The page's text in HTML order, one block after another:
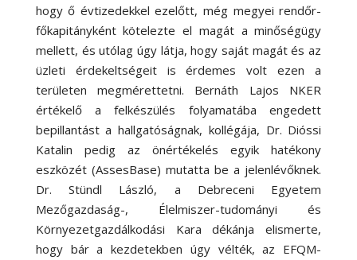
hogy ő évtizedekkel ezelőtt, még megyei rendőr-
főkapitányként kötelezte el magát a minőségügy
mellett, és utólag úgy látja, hogy saját magát és az
üzleti érdekeltségeit is érdemes volt ezen a
területen megmérettetni. Bernáth Lajos NKER
értékelő a felkészülés folyamatába engedett
bepillantást a hallgatóságnak, kollégája, Dr. Dióssi
Katalin pedig az önértékelés egyik hatékony
eszközét (AssesBase) mutatta be a jelenlévőknek.
Dr. Stündl László, a Debreceni Egyetem
Mezőgazdaság-, Élelmiszer-tudományi és
Környezetgazdálkodási Kara dékánja elismerte,
hogy bár a kezdetekben úgy vélték, az EFQM-